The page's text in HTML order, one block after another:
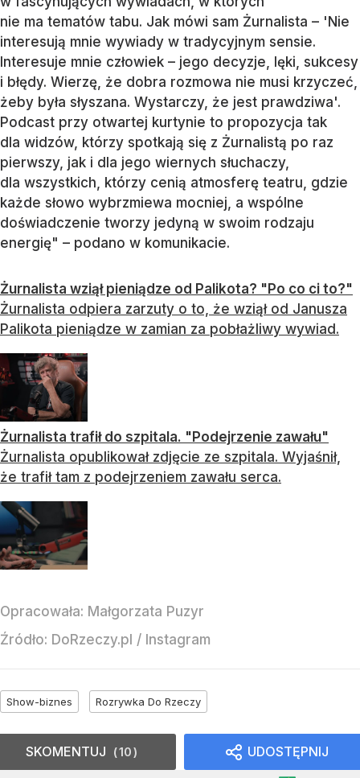
nie ma tematów tabu. Jak mówi sam Żurnalista – 'Nie
interesują mnie wywiady w tradycyjnym sensie.
Interesuje mnie człowiek – jego decyzje, lęki, sukcesy
i błędy. Wierzę, że dobra rozmowa nie musi krzyczeć,
żeby była słyszana. Wystarczy, że jest prawdziwa'.
Podcast przy otwartej kurtynie to propozycja tak
dla widzów, którzy spotkają się z Żurnalistą po raz
pierwszy, jak i dla jego wiernych słuchaczy,
dla wszystkich, którzy cenią atmosferę teatru, gdzie
każde słowo wybrzmiewa mocniej, a wspólne
doświadczenie tworzy jedyną w swoim rodzaju
energię" – podano w komunikacie.
Żurnalista wziął pieniądze od Palikota? "Po co ci to?"
Żurnalista odpiera zarzuty o to, że wziął od Janusza
Palikota pieniądze w zamian za pobłażliwy wywiad.
Żurnalista trafił do szpitala. "Podejrzenie zawału"
Żurnalista opublikował zdjęcie ze szpitala. Wyjaśnił,
że trafił tam z podejrzeniem zawału serca.
Opracowała: Małgorzata Puzyr
Źródło: DoRzeczy.pl / Instagram
Show-biznes Rozrywka Do Rzeczy
UDOSTĘPNIJ
SKOMENTUJ 10